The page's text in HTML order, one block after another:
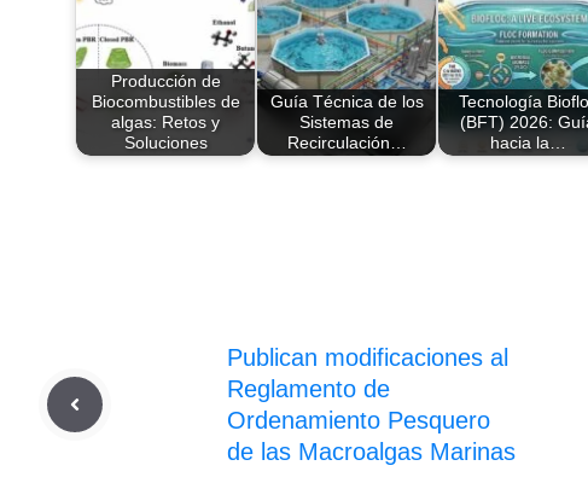
Producción de
Biocombustibles de
algas: Retos y
Soluciones
Guía Técnica de los
Sistemas de
Recirculación…
Tecnología
(BFT) 2026:
hacia la…
Publican modificaciones al
Reglamento de
Ordenamiento Pesquero
de las Macroalgas Marinas